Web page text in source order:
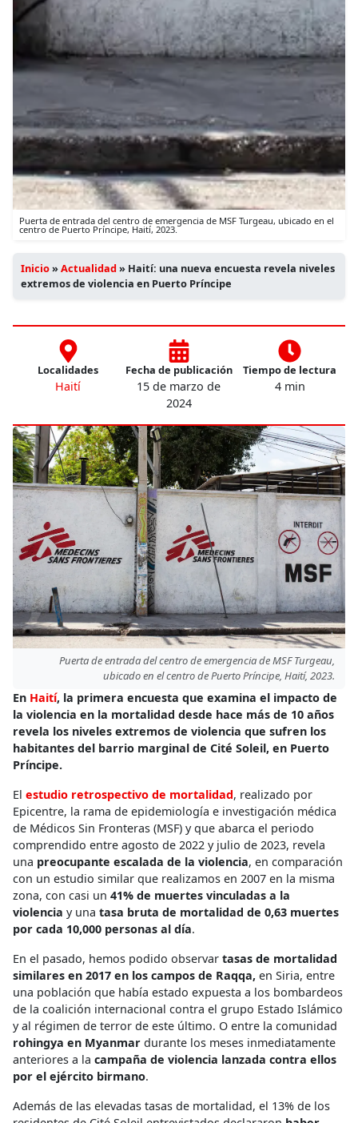
Puerta de entrada del centro de emergencia de MSF Turgeau, ubicado en el
centro de Puerto Príncipe, Haití, 2023.
Inicio»Actualidad» Haití: una nueva encuesta revela niveles
extremos de violencia en Puerto Príncipe
Localidades
Haití
Fecha de publicación
15 de marzo de
2024
Tiempo de lectura
4 min
Puerta de entrada del centro de emergencia de MSF Turgeau,
ubicado en el centro de Puerto Príncipe, Haití, 2023.
En Haití, la primera encuesta que examina el impacto de
la violencia en la mortalidad desde hace más de 10 años
revela los niveles extremos de violencia que sufren los
habitantes del barrio marginal de Cité Soleil, en Puerto
Príncipe.
El estudio retrospectivo de mortalidad, realizado por
Epicentre, la rama de epidemiología e investigación médica
de Médicos Sin Fronteras (MSF) y que abarca el periodo
comprendido entre agosto de 2022 y julio de 2023, revela
una preocupante escalada de la violencia, en comparación
con un estudio similar que realizamos en 2007 en la misma
zona, con casi un 41% de muertes vinculadas a la
violencia y una tasa bruta de mortalidad de 0,63 muertes
por cada 10,000 personas al día.
En el pasado, hemos podido observar tasas de mortalidad
similares en 2017 en los campos de Raqqa, en Siria, entre
una población que había estado expuesta a los bombardeos
de la coalición internacional contra el grupo Estado Islámico
y al régimen de terror de este último. O entre la comunidad
rohingya en Myanmar durante los meses inmediatamente
anteriores a la campaña de violencia lanzada contra ellos
por el ejército birmano.
Además de las elevadas tasas de mortalidad, el 13% de los